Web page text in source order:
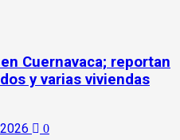
Cuernavaca; reportan
y varias viviendas
0